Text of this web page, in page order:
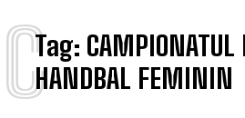
Tag:
HANDBAL FEMININ
C